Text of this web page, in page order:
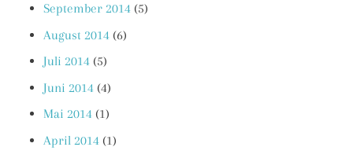
September 2014 (5)
August 2014 (6)
Juli 2014 (5)
Juni 2014 (4)
Mai 2014 (1)
April 2014 (1)